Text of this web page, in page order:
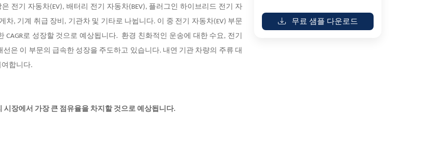
전기 자동차(EV), 배터리 전기 자동차(BEV), 플러그인 하이브리드 전기 자
차, 기계 취급 장비, 기관차 및 기타로 나뉩니다. 이 중 전기 자동차(EV) 부문
로 성장할 것으로 예상됩니다. 환경 친화적인 운송에 대한 수요, 전기
은 이 부문의 급속한 성장을 주도하고 있습니다. 내연 기관 차량의 주류 대
여합니다.
장에서 가장 큰 점유율을 차지할 것으로 예상됩니다.
무료 샘플 다운로드